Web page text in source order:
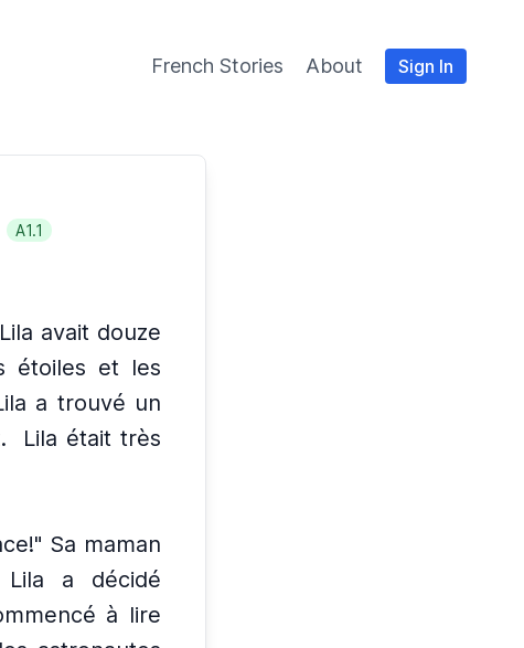
French Stories About Sign In
A1.1
Lila avait douze
étoiles et les
a trouvé un
Lila était très
Sa maman
a décidé
à lire